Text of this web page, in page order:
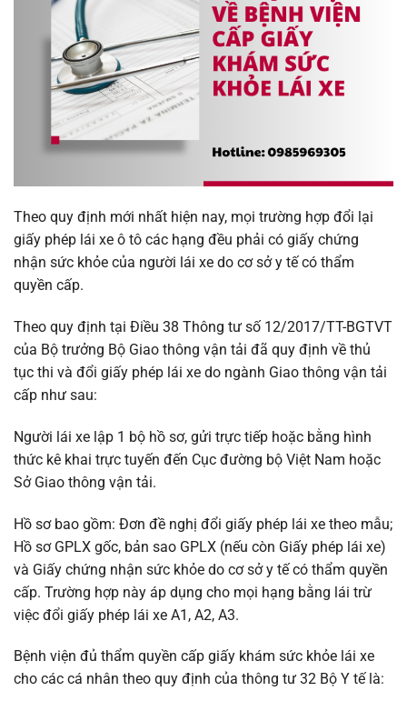
Theo quy định mới nhất hiện nay, mọi trường hợp đổi lại
giấy phép lái xe ô tô các hạng đều phải có giấy chứng
nhận sức khỏe của người lái xe do cơ sở y tế có thẩm
quyền cấp.
Theo quy định tại Điều 38 Thông tư số 12/2017/TT-BGTVT
của Bộ trưởng Bộ Giao thông vận tải đã quy định về thủ
tục thi và đổi giấy phép lái xe do ngành Giao thông vận tải
cấp như sau:
Người lái xe lập 1 bộ hồ sơ, gửi trực tiếp hoặc bằng hình
thức kê khai trực tuyến đến Cục đường bộ Việt Nam hoặc
Sở Giao thông vận tải.
Hồ sơ bao gồm: Đơn đề nghị đổi giấy phép lái xe theo mẫu;
Hồ sơ GPLX gốc, bản sao GPLX (nếu còn Giấy phép lái xe)
và Giấy chứng nhận sức khỏe do cơ sở y tế có thẩm quyền
cấp. Trường hợp này áp dụng cho mọi hạng bằng lái trừ
việc đổi giấy phép lái xe A1, A2, A3.
Bệnh viện đủ thẩm quyền cấp giấy khám sức khỏe lái xe
cho các cá nhân theo quy định của thông tư 32 Bộ Y tế là: